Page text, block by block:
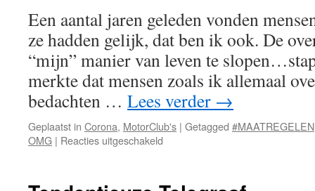
Een aantal jaren geleden vonden
ze hadden gelijk, dat ben ik ook. De
“mijn” manier van leven te
merkte dat mensen zoals ik allemaal
bedachten … Lees verder →
Geplaatst in Corona, MotorClub's | Getagged #MAATREGELEN
OMG | Reacties uitgeschakeld